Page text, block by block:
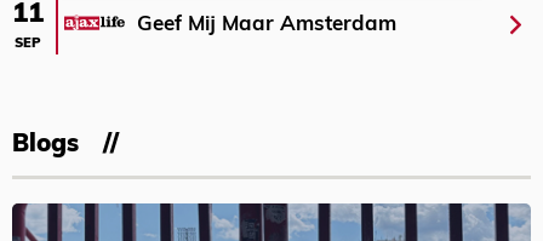
11
SEP
Geef Mij Maar Amsterdam
Blogs